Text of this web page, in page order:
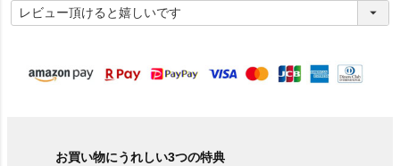
必
須
お買い物にうれしい3つの特典